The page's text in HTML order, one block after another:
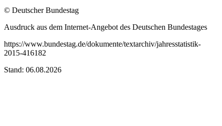
© Deutscher Bundestag
Ausdruck aus dem Internet-Angebot des Deutschen Bundestages
https://www.bundestag.de/dokumente/textarchiv/jahresstatistik-
2015-416182
Stand: 06.08.2026